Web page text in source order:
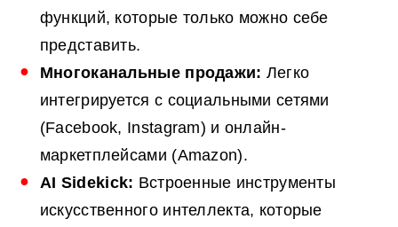
функций, которые только можно себе
представить.
Многоканальные продажи: Легко
интегрируется с социальными сетями
(Facebook, Instagram) и онлайн-
маркетплейсами (Amazon).
AI Sidekick: Встроенные инструменты
искусственного интеллекта, которые